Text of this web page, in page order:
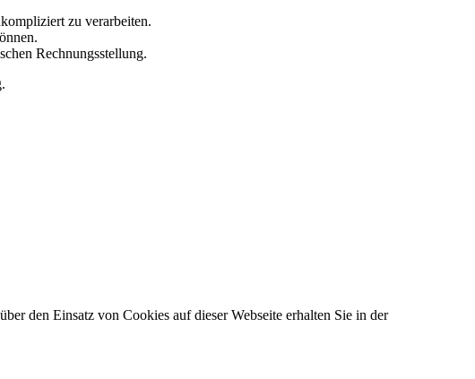
zu verarbeiten.
Rechnungsstellung.
den Einsatz von Cookies auf dieser Webseite erhalten Sie in der